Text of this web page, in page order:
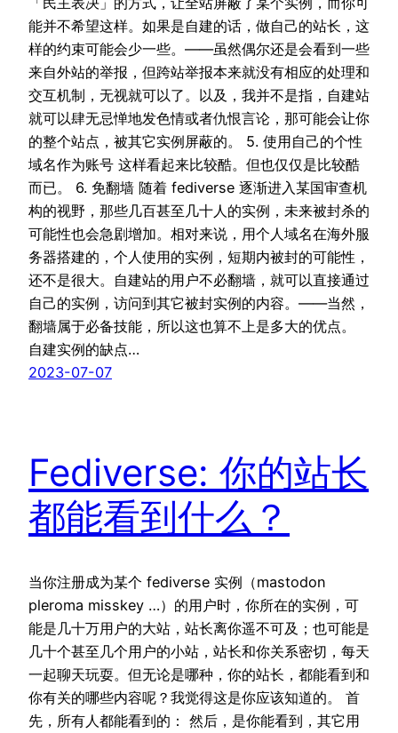
能并不希望这样。如果是自建的话，做自己的站长，这
样的约束可能会少一些。——虽然偶尔还是会看到一些
来自外站的举报，但跨站举报本来就没有相应的处理和
交互机制，无视就可以了。以及，我并不是指，自建站
就可以肆无忌惮地发色情或者仇恨言论，那可能会让你
的整个站点，被其它实例屏蔽的。 5. 使用自己的个性
域名作为账号 这样看起来比较酷。但也仅仅是比较酷
而已。 6. 免翻墙 随着 fediverse 逐渐进入某国审查机
构的视野，那些几百甚至几十人的实例，未来被封杀的
可能性也会急剧增加。相对来说，用个人域名在海外服
务器搭建的，个人使用的实例，短期内被封的可能性，
还不是很大。自建站的用户不必翻墙，就可以直接通过
自己的实例，访问到其它被封实例的内容。——当然，
翻墙属于必备技能，所以这也算不上是多大的优点。
自建实例的缺点…
2023-07-07
Fediverse: 你的站长
都能看到什么？
当你注册成为某个 fediverse 实例（mastodon
pleroma misskey …）的用户时，你所在的实例，可
能是几十万用户的大站，站长离你遥不可及；也可能是
几十个甚至几个用户的小站，站长和你关系密切，每天
一起聊天玩耍。但无论是哪种，你的站长，都能看到和
你有关的哪些内容呢？我觉得这是你应该知道的。 首
先，所有人都能看到的： 然后，是你能看到，其它用